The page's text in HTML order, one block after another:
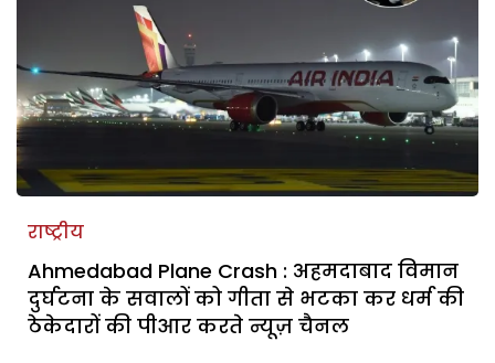
राष्ट्रीय
Ahmedabad Plane Crash : अहमदाबाद विमान
दुर्घटना के सवालों को गीता से भटका कर धर्म की
ठेकेदारों की पीआर करते न्यूज़ चैनल